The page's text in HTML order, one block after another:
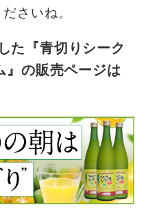
さいね。
た『青切りシーク
』の販売ページは